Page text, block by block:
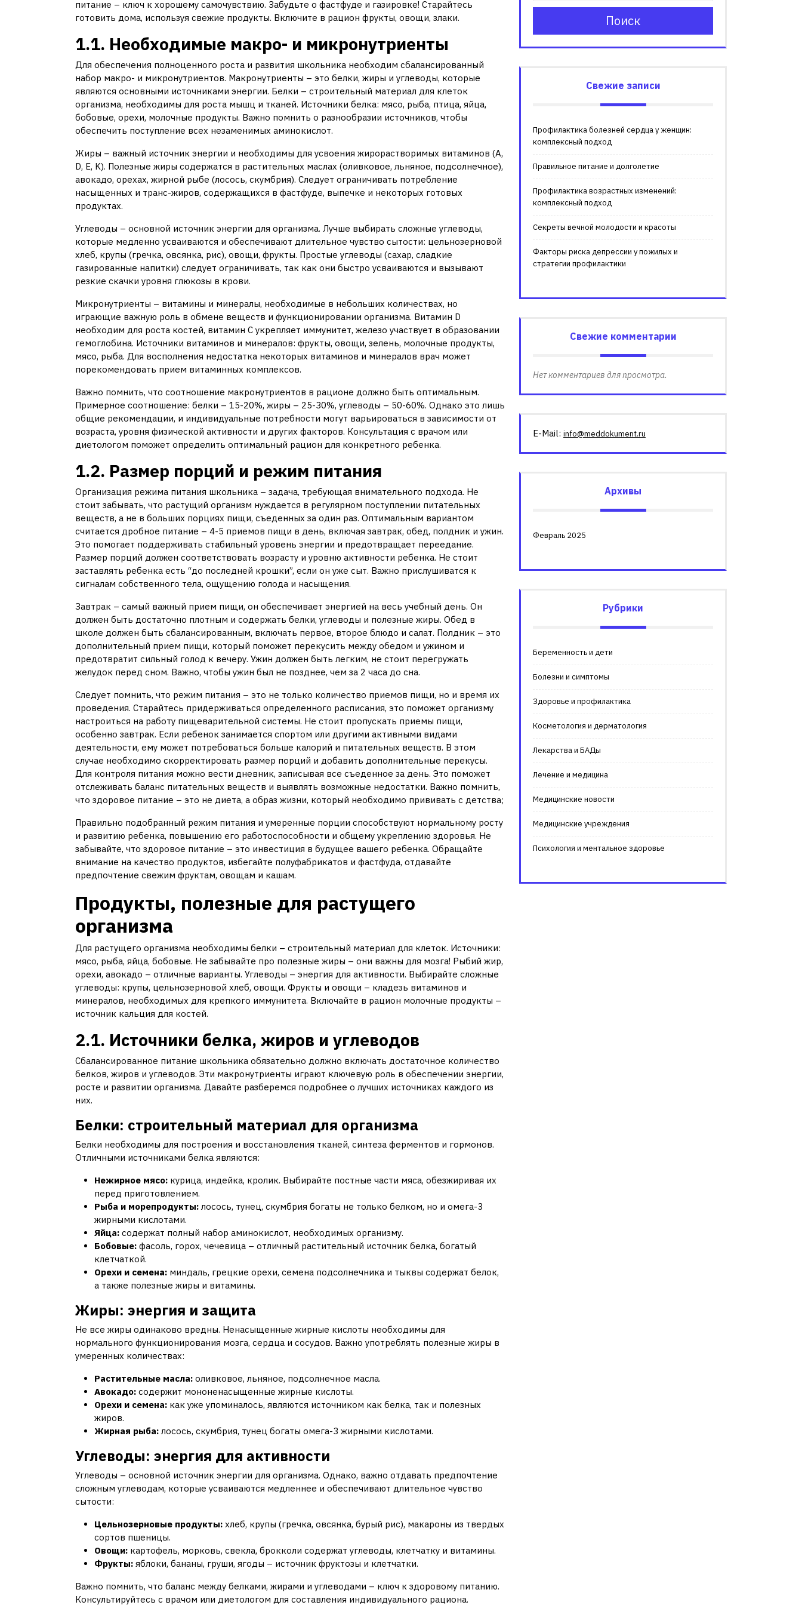
питание – ключ к хорошему самочувствию. Забудьте о фастфуде и газировке! Старайтесь
готовить дома, используя свежие продукты. Включите в рацион фрукты, овощи, злаки.
1.1. Необходимые макро- и микронутриенты
Для обеспечения полноценного роста и развития школьника необходим сбалансированный
набор макро- и микронутриентов. Макронутриенты – это белки, жиры и углеводы, которые
являются основными источниками энергии. Белки – строительный материал для клеток
организма, необходимы для роста мышц и тканей. Источники белка: мясо, рыба, птица, яйца,
бобовые, орехи, молочные продукты. Важно помнить о разнообразии источников, чтобы
обеспечить поступление всех незаменимых аминокислот.
Жиры – важный источник энергии и необходимы для усвоения жирорастворимых витаминов (A,
D, E, K). Полезные жиры содержатся в растительных маслах (оливковое, льняное, подсолнечное),
авокадо, орехах, жирной рыбе (лосось, скумбрия). Следует ограничивать потребление
насыщенных и транс-жиров, содержащихся в фастфуде, выпечке и некоторых готовых
продуктах.
Углеводы – основной источник энергии для организма. Лучше выбирать сложные углеводы,
которые медленно усваиваются и обеспечивают длительное чувство сытости: цельнозерновой
хлеб, крупы (гречка, овсянка, рис), овощи, фрукты. Простые углеводы (сахар, сладкие
газированные напитки) следует ограничивать, так как они быстро усваиваются и вызывают
резкие скачки уровня глюкозы в крови.
Микронутриенты – витамины и минералы, необходимые в небольших количествах, но
играющие важную роль в обмене веществ и функционировании организма. Витамин D
необходим для роста костей, витамин С укрепляет иммунитет, железо участвует в образовании
гемоглобина. Источники витаминов и минералов: фрукты, овощи, зелень, молочные продукты,
мясо, рыба. Для восполнения недостатка некоторых витаминов и минералов врач может
порекомендовать прием витаминных комплексов.
Важно помнить, что соотношение макронутриентов в рационе должно быть оптимальным.
Примерное соотношение: белки – 15-20%, жиры – 25-30%, углеводы – 50-60%. Однако это лишь
общие рекомендации, и индивидуальные потребности могут варьироваться в зависимости от
возраста, уровня физической активности и других факторов. Консультация с врачом или
диетологом поможет определить оптимальный рацион для конкретного ребенка.
1.2. Размер порций и режим питания
Организация режима питания школьника – задача, требующая внимательного подхода. Не
стоит забывать, что растущий организм нуждается в регулярном поступлении питательных
веществ, а не в больших порциях пищи, съеденных за один раз. Оптимальным вариантом
считается дробное питание – 4-5 приемов пищи в день, включая завтрак, обед, полдник и ужин.
Это помогает поддерживать стабильный уровень энергии и предотвращает переедание.
Размер порций должен соответствовать возрасту и уровню активности ребенка. Не стоит
заставлять ребенка есть “до последней крошки”, если он уже сыт. Важно прислушиватся к
сигналам собственного тела, ощущению голода и насыщения.
Завтрак – самый важный прием пищи, он обеспечивает энергией на весь учебный день. Он
должен быть достаточно плотным и содержать белки, углеводы и полезные жиры. Обед в
школе должен быть сбалансированным, включать первое, второе блюдо и салат. Полдник – это
дополнительный прием пищи, который поможет перекусить между обедом и ужином и
предотвратит сильный голод к вечеру. Ужин должен быть легким, не стоит перегружать
желудок перед сном. Важно, чтобы ужин был не позднее, чем за 2 часа до сна.
Следует помнить, что режим питания – это не только количество приемов пищи, но и время их
проведения. Старайтесь придерживаться определенного расписания, это поможет организму
настроиться на работу пищеварительной системы. Не стоит пропускать приемы пищи,
особенно завтрак. Если ребенок занимается спортом или другими активными видами
деятельности, ему может потребоваться больше калорий и питательных веществ. В этом
случае необходимо скорректировать размер порций и добавить дополнительные перекусы.
Для контроля питания можно вести дневник, записывая все съеденное за день. Это поможет
отслеживать баланс питательных веществ и выявлять возможные недостатки. Важно помнить,
что здоровое питание – это не диета, а образ жизни, который необходимо прививать с детства;
Правильно подобранный режим питания и умеренные порции способствуют нормальному росту
и развитию ребенка, повышению его работоспособности и общему укреплению здоровья. Не
забывайте, что здоровое питание – это инвестиция в будущее вашего ребенка. Обращайте
внимание на качество продуктов, избегайте полуфабрикатов и фастфуда, отдавайте
предпочтение свежим фруктам, овощам и кашам.
Продукты, полезные для растущего
организма
Для растущего организма необходимы белки – строительный материал для клеток. Источники:
мясо, рыба, яйца, бобовые. Не забывайте про полезные жиры – они важны для мозга! Рыбий жир,
орехи, авокадо – отличные варианты. Углеводы – энергия для активности. Выбирайте сложные
углеводы: крупы, цельнозерновой хлеб, овощи. Фрукты и овощи – кладезь витаминов и
минералов, необходимых для крепкого иммунитета. Включайте в рацион молочные продукты –
источник кальция для костей.
2.1. Источники белка, жиров и углеводов
Сбалансированное питание школьника обязательно должно включать достаточное количество
белков, жиров и углеводов. Эти макронутриенты играют ключевую роль в обеспечении энергии,
росте и развитии организма. Давайте разберемся подробнее о лучших источниках каждого из
них.
Белки: строительный материал для организма
Белки необходимы для построения и восстановления тканей, синтеза ферментов и гормонов.
Отличными источниками белка являются:
Нежирное мясо: курица, индейка, кролик. Выбирайте постные части мяса, обезжиривая их
перед приготовлением.
Рыба и морепродукты: лосось, тунец, скумбрия богаты не только белком, но и омега-3
жирными кислотами.
Яйца: содержат полный набор аминокислот, необходимых организму.
Бобовые: фасоль, горох, чечевица – отличный растительный источник белка, богатый
клетчаткой.
Орехи и семена: миндаль, грецкие орехи, семена подсолнечника и тыквы содержат белок,
а также полезные жиры и витамины.
Жиры: энергия и защита
Не все жиры одинаково вредны. Ненасыщенные жирные кислоты необходимы для
нормального функционирования мозга, сердца и сосудов. Важно употреблять полезные жиры в
умеренных количествах:
Растительные масла: оливковое, льняное, подсолнечное масла.
Авокадо: содержит мононенасыщенные жирные кислоты.
Орехи и семена: как уже упоминалось, являются источником как белка, так и полезных
жиров.
Жирная рыба: лосось, скумбрия, тунец богаты омега-3 жирными кислотами.
Углеводы: энергия для активности
Углеводы – основной источник энергии для организма. Однако, важно отдавать предпочтение
сложным углеводам, которые усваиваются медленнее и обеспечивают длительное чувство
сытости:
Цельнозерновые продукты: хлеб, крупы (гречка, овсянка, бурый рис), макароны из твердых
сортов пшеницы.
Овощи: картофель, морковь, свекла, брокколи содержат углеводы, клетчатку и витамины.
Фрукты: яблоки, бананы, груши, ягоды – источник фруктозы и клетчатки.
Важно помнить, что баланс между белками, жирами и углеводами – ключ к здоровому питанию.
Консультируйтесь с врачом или диетологом для составления индивидуального рациона.
Поиск
Свежие записи
Профилактика болезней сердца у женщин:
комплексный подход
Правильное питание и долголетие
Профилактика возрастных изменений:
комплексный подход
Секреты вечной молодости и красоты
Факторы риска депрессии у пожилых и
стратегии профилактики
Свежие комментарии
Нет комментариев для просмотра.
E-Mail: info@meddokument.ru
Архивы
Февраль 2025
Рубрики
Беременность и дети
Болезни и симптомы
Здоровье и профилактика
Косметология и дерматология
Лекарства и БАДы
Лечение и медицина
Медицинские новости
Медицинские учреждения
Психология и ментальное здоровье